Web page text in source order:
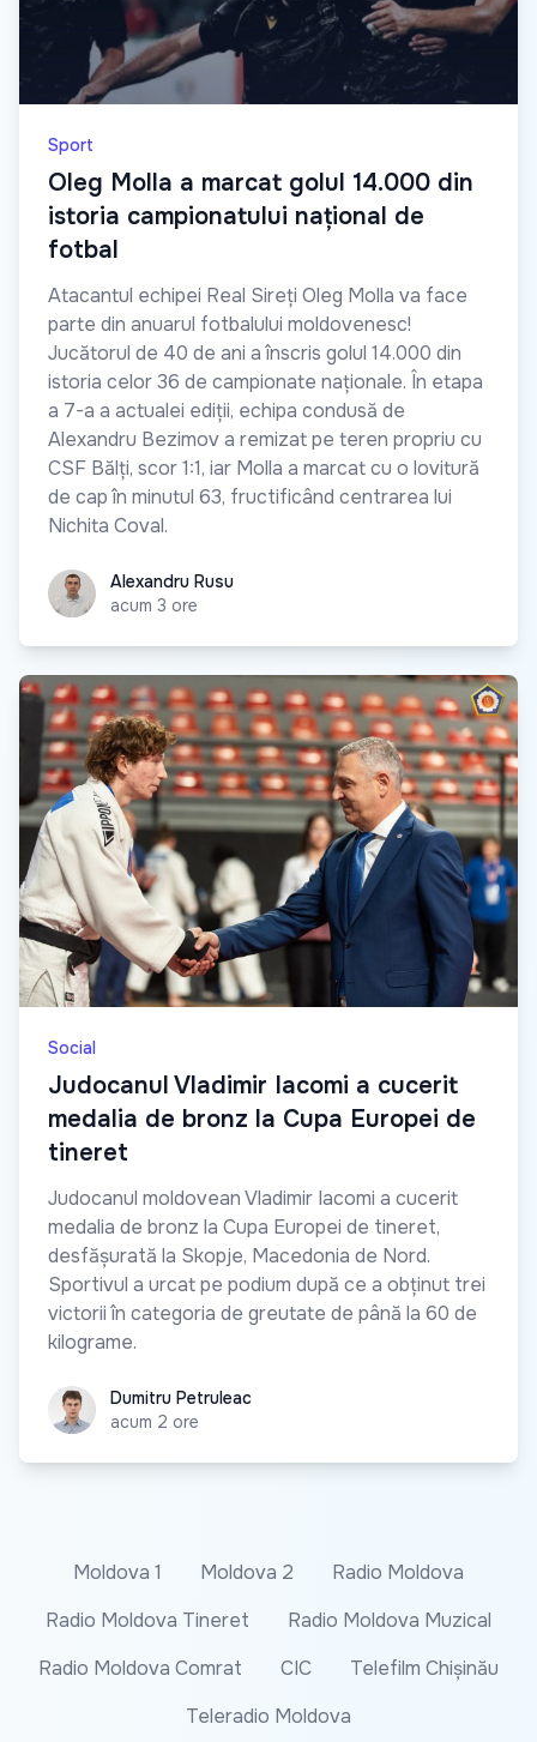
Sport
Oleg Molla a marcat golul 14.000 din
istoria campionatului național de
fotbal
Atacantul echipei Real Sireți Oleg Molla va face
parte din anuarul fotbalului moldovenesc!
Jucătorul de 40 de ani a înscris golul 14.000 din
istoria celor 36 de campionate naționale. În etapa
a 7-a a actualei ediții, echipa condusă de
Alexandru Bezimov a remizat pe teren propriu cu
CSF Bălți, scor 1:1, iar Molla a marcat cu o lovitură
de cap în minutul 63, fructificând centrarea lui
Nichita Coval.
Alexandru Rusu
Alexandru Rusu
acum 3 ore
Social
Judocanul Vladimir Iacomi a cucerit
medalia de bronz la Cupa Europei de
tineret
Judocanul moldovean Vladimir Iacomi a cucerit
medalia de bronz la Cupa Europei de tineret,
desfășurată la Skopje, Macedonia de Nord.
Sportivul a urcat pe podium după ce a obținut trei
victorii în categoria de greutate de până la 60 de
kilograme.
Dumitru Petruleac
Dumitru Petruleac
acum 2 ore
Moldova 1 Moldova 2
Radio Moldova
Radio Moldova Tineret
Radio Moldova Muzical
Radio Moldova Comrat
CIC
Telefilm Chișinău
Teleradio Moldova